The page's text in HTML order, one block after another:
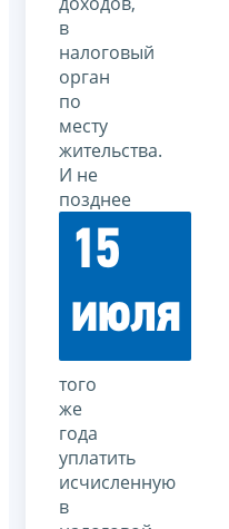
в
налоговый
орган
по
месту
жительства.
И не
позднее
15
июля
того
же
года
уплатить
исчисленную
в